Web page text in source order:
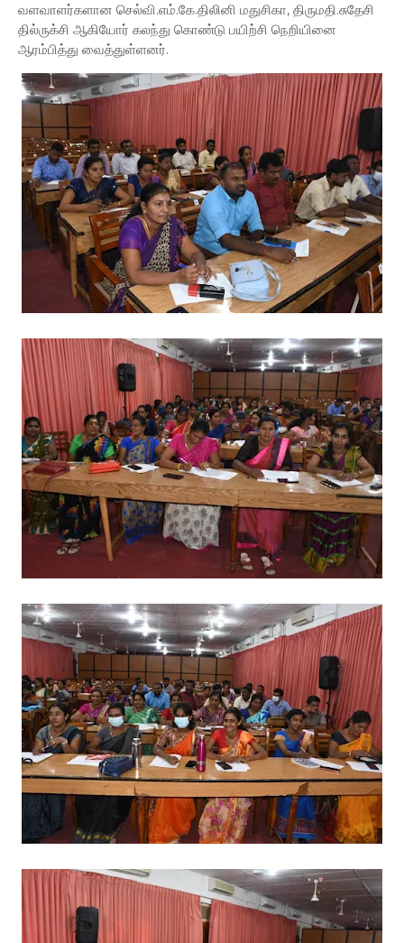
வளவாளர்களான செல்வி.எம்.கே.திலினி மதுசிகா, திருமதி.சுதேசி
தில்ருக்சி ஆகியோர் கலந்து கொண்டு பயிற்சி நெறியினை
ஆரம்பித்து வைத்துள்ளனர்.